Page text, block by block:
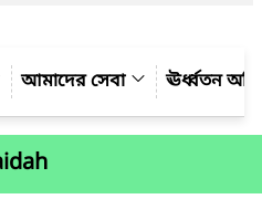
আমাদের সেবা ঊর্ধ্বতন